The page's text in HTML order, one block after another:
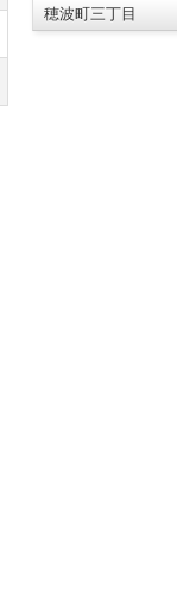
穂波町三丁目